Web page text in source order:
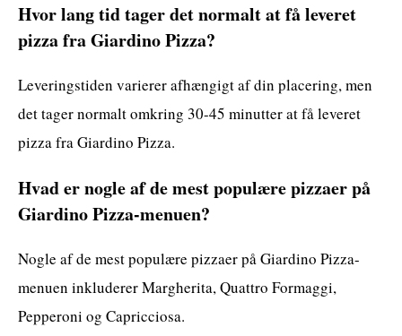
Hvor lang tid tager det normalt at få leveret
pizza fra Giardino Pizza?
Leveringstiden varierer afhængigt af din placering, men
det tager normalt omkring 30-45 minutter at få leveret
pizza fra Giardino Pizza.
Hvad er nogle af de mest populære pizzaer på
Giardino Pizza-menuen?
Nogle af de mest populære pizzaer på Giardino Pizza-
menuen inkluderer Margherita, Quattro Formaggi,
Pepperoni og Capricciosa.